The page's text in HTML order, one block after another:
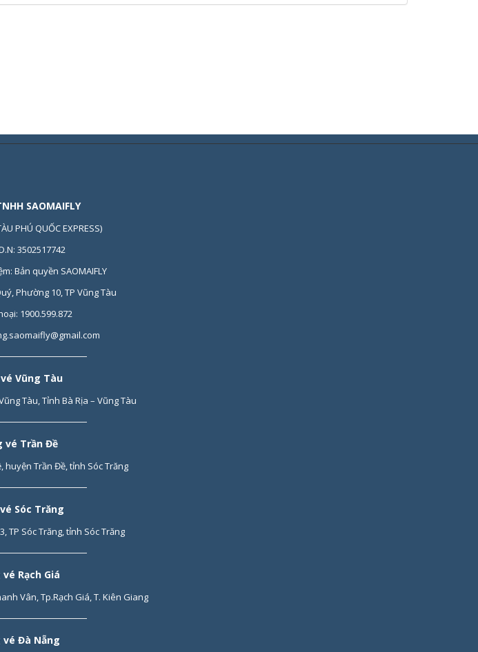
SAOMAIFLY
PHÚ QUỐC EXPRESS)
3502517742
Bản quyền SAOMAIFLY
Phường 10, TP Vũng Tàu
1900.599.872
Vũng Tàu
Tàu, Tỉnh Bà Rịa – Vũng Tàu
vé Trần Đề
huyện Trần Đề, tỉnh Sóc Trăng
Sóc Trăng
TP Sóc Trăng, tỉnh Sóc Trăng
Rạch Giá
Vân, Tp.Rạch Giá, T. Kiên Giang
vé Đà Nẵng